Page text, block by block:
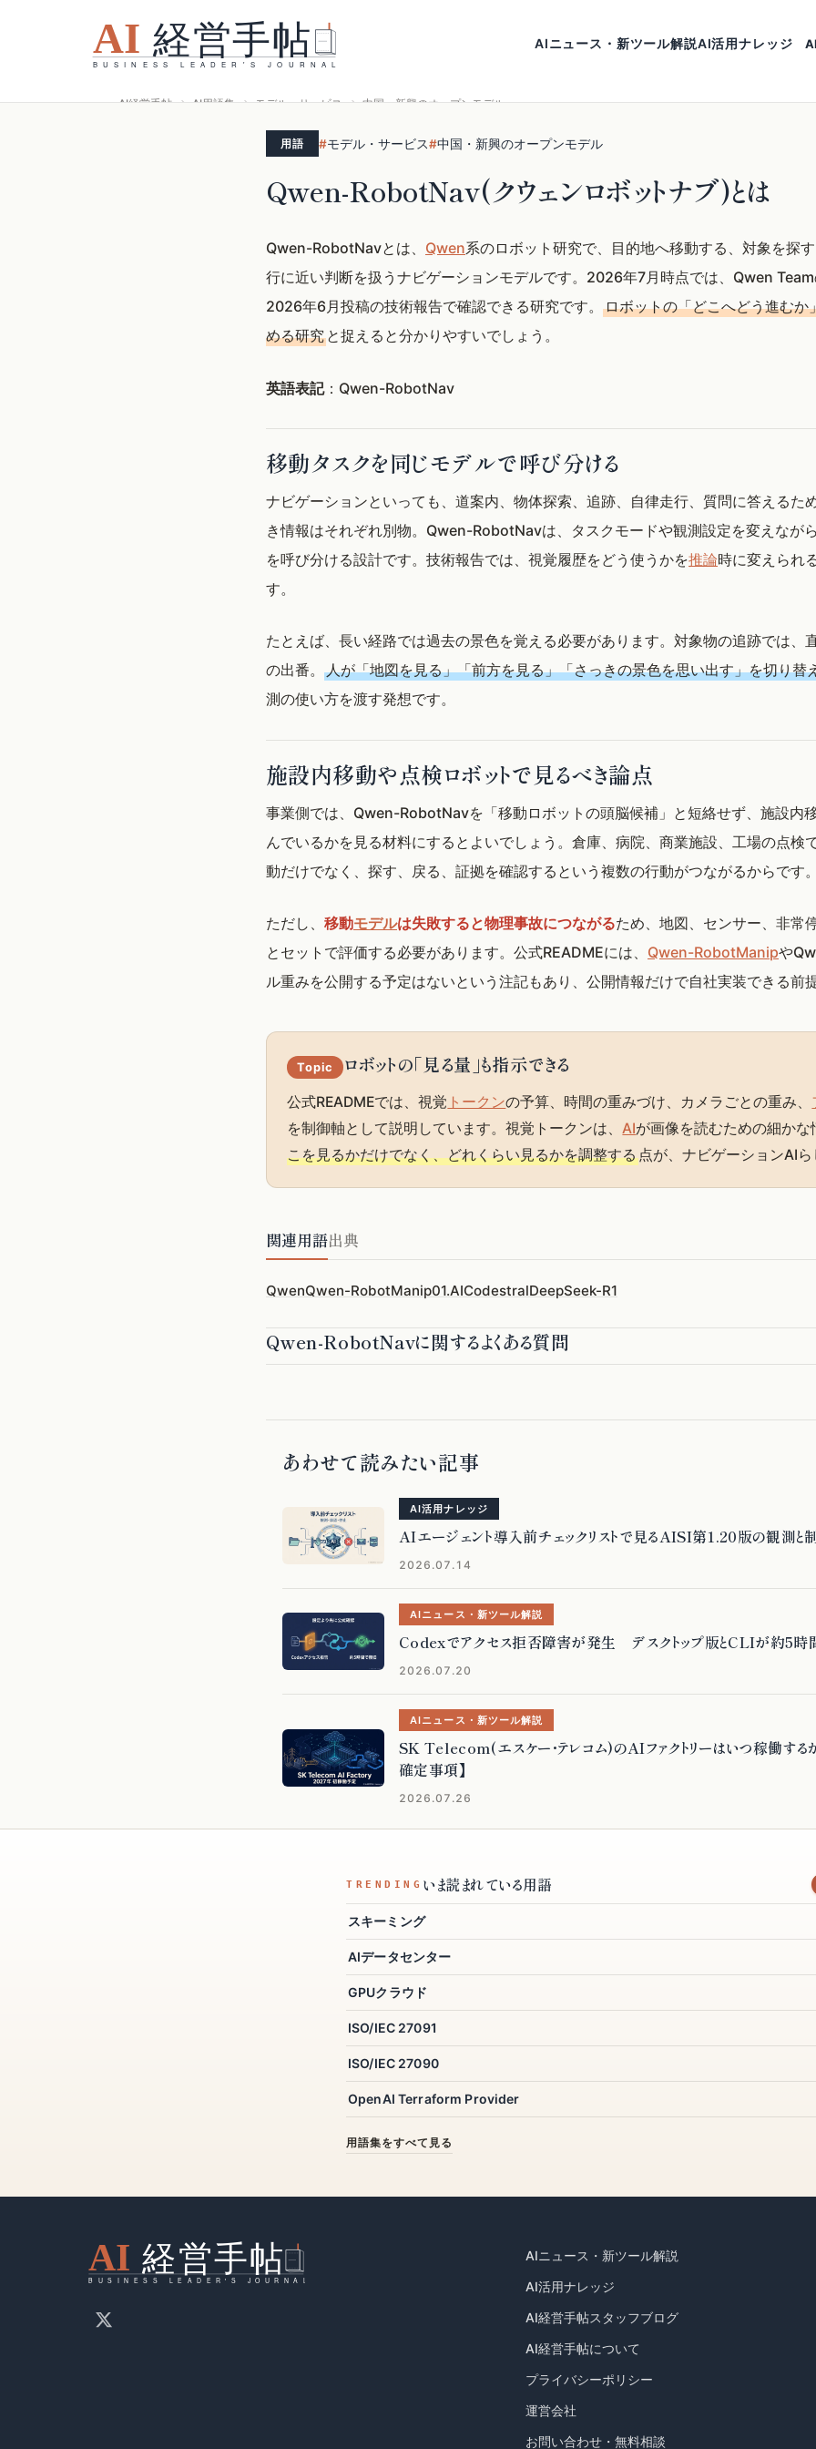
AIニュース・新ツール解説AI活用ナレッジ
AI経営手帖 AI用語集 モデル・サービス 中国・新興のオープンモデル
用語 #モデル・サービス#中国・新興のオープンモデル
Qwen-RobotNav(クウェンロボットナブ)とは
Qwen-RobotNavとは、 Qwen系のロボット研究で、目的地へ移動する、対象を探
行に近い判断を扱うナビゲーションモデルです。2026年7月時点では、Qwen
2026年6月投稿の技術報告で確認できる研究です。 ロボットの「どこへどう進むか
める研究 と捉えると分かりやすいでしょう。
英語表記：Qwen-RobotNav
移動タスクを同じモデルで呼び分ける
ナビゲーションといっても、道案内、物体探索、追跡、自律走行、質問に答えるた
き情報はそれぞれ別物。Qwen-RobotNavは、タスクモードや観測設定を変えなが
を呼び分ける設計です。技術報告では、視覚履歴をどう使うかを推論時に変えられ
す。
たとえば、長い経路では過去の景色を覚える必要があります。対象物の追跡では、
の出番。 人が「地図を見る」「前方を見る」「さっきの景色を思い出す」を切り替
測の使い方を渡す発想です。
施設内移動や点検ロボットで見るべき論点
事業側では、Qwen-RobotNavを「移動ロボットの頭脳候補」と短絡せず、施設内
んでいるかを見る材料にするとよいでしょう。倉庫、病院、商業施設、工場の点検
動だけでなく、探す、戻る、証拠を確認するという複数の行動がつながるからです
ただし、 移動モデルは失敗すると物理事故につながるため、地図、センサー、非常
とセットで評価する必要があります。公式READMEには、 Qwen-RobotManipや
ル重みを公開する予定はないという注記もあり、公開情報だけで自社実装できる前
Topic ロボットの「見る量」も指示できる
公式READMEでは、視覚 トークンの予算、時間の重みづけ、カメラごとの重み、
を制御軸として説明しています。視覚トークンは、AIが画像を読むための細か
こを見るかだけでなく、どれくらい見るかを調整する点が、ナビゲーションAI
関連用語出典
QwenQwen-RobotManip01.AICodestralDeepSeek-R1
Qwen-RobotNavに関するよくある質問
あわせて読みたい記事
AI活用ナレッジ
AIエージェント導入前チェックリストで見るAISI第1.20版の観測と
2026.07.14
AIニュース・新ツール解説
Codexでアクセス拒否障害が発生 デスクトップ版とCLIが約5時
2026.07.20
AIニュース・新ツール解説
SK Telecom(エスケー・テレコム)のAIファクトリーはいつ稼働する
確定事項】
2026.07.26
TRENDING いま読まれている用語
スキーミング
AIデータセンター
GPUクラウド
ISO/IEC 27091
ISO/IEC 27090
OpenAI Terraform Provider
用語集をすべて見る
表に戻す
えーあいもんしん
AIニュース・新ツール解説
AI活用ナレッジ
AI経営手帖スタッフブログ
AI経営手帖について
プライバシーポリシー
運営会社
お問い合わせ・無料相談